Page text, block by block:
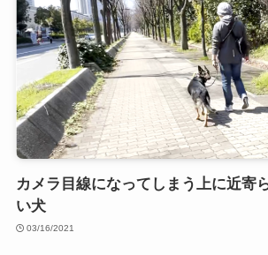
カメラ目線になってしまう上に近寄
い犬
03/16/2021